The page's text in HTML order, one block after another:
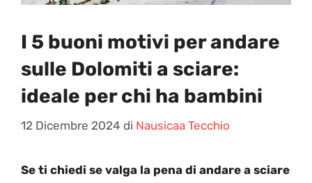
I 5 buoni motivi per andare
sulle Dolomiti a sciare:
ideale per chi ha bambini
12 Dicembre 2024 di Nausicaa Tecchio
Se ti chiedi se valga la pena di andare a sciare